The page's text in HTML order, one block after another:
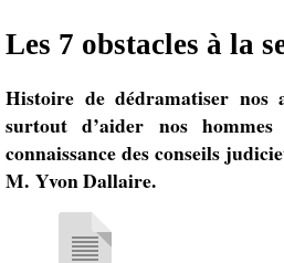
Les 7 obstacles à la
Histoire de dédramatiser nos
surtout d’aider nos
connaissance des conseils
M. Yvon Dallaire.